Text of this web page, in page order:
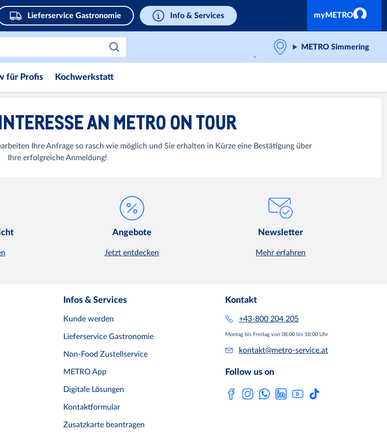
Lieferservice Gastronomie Info & Services myMETRO
METRO Simmering
für Profis Kochwerkstatt
AN METRO ON TOUR
Ihre Anfrage so rasch wie möglich und Sie erhalten in Kürze eine Bestätigung über
Ihre erfolgreiche Anmeldung!
Angebote
Jetzt entdecken
Newsletter
Mehr erfahren
Infos & Services
Kunde werden
Lieferservice Gastronomie
Non-Food Zustellservice
METRO App
Digitale Lösungen
Kontaktformular
Zusatzkarte beantragen
Kontakt
+43-800 204 205
Montag bis Freitag von 08:00 bis 18:00 Uhr
kontakt@metro-service.at
Follow us on